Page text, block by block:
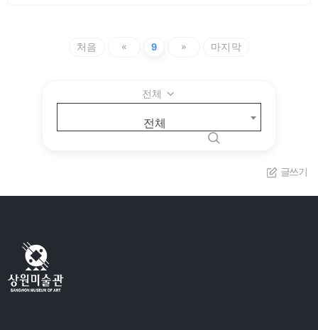
처음 « 9 » 마지막
전체
전체
글쓰기